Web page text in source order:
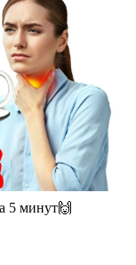
5 минут🙌